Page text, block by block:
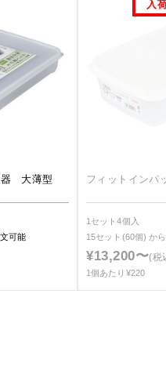
器 大薄型
可能
フィットイン
1セット4個入
15セット(60個)か
¥13,200〜(税
1個あたり¥220